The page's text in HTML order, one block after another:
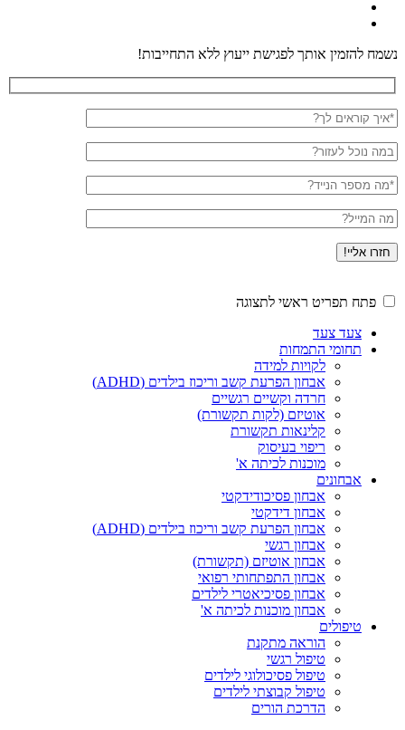
נשמח להזמין אותך לפגישת ייעוץ ללא התחייבות!
שם
מלא
ייעוץ
בנושא?
טלפון
דוא"ל
פתח תפריט ראשי לתצוגה
צעד צעד
תחומי התמחות
לקויות למידה
אבחון הפרעת קשב וריכוז בילדים (ADHD)
חרדה וקשיים רגשיים
אוטיזם (לקות תקשורת)
קלינאות תקשורת
ריפוי בעיסוק
מוכנות לכיתה א'
אבחונים
אבחון פסיכודידקטי
אבחון דידקטי
אבחון הפרעת קשב וריכוז בילדים (ADHD)
אבחון רגשי
אבחון אוטיזם (תקשורת)
אבחון התפתחותי רפואי
אבחון פסיכיאטרי לילדים
אבחון מוכנות לכיתה א'
טיפולים
הוראה מתקנת
טיפול רגשי
טיפול פסיכולוגי לילדים
טיפול קבוצתי לילדים
הדרכת הורים